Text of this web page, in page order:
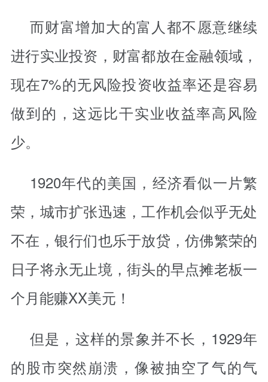
而财富增加大的富人都不愿意继续
进行实业投资，财富都放在金融领域，
现在7%的无风险投资收益率还是容易
做到的，这远比干实业收益率高风险
少。
1920年代的美国，经济看似一片繁
荣，城市扩张迅速，工作机会似乎无处
不在，银行们也乐于放贷，仿佛繁荣的
日子将永无止境，街头的早点摊老板一
个月能赚XX美元！
但是，这样的景象并不长，1929年
的股市突然崩溃，像被抽空了气的气